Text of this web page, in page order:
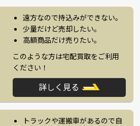
遠方なので持込みができない。
少量だけど売却したい。
高額商品だけ売りたい。
このような方は宅配買取をご利用
ください！
詳しく見る
トラックや運搬車があるので自